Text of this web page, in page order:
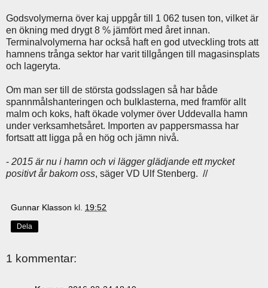
Godsvolymerna över kaj uppgår till 1 062 tusen ton, vilket är
en ökning med drygt 8 % jämfört med året innan.
Terminalvolymerna har också haft en god utveckling trots att
hamnens trånga sektor har varit tillgången till magasinsplats
och lageryta.
Om man ser till de största godsslagen så har både
spannmålshanteringen och bulklasterna, med framför allt
malm och koks, haft ökade volymer över Uddevalla hamn
under verksamhetsåret. Importen av pappersmassa har
fortsatt att ligga på en hög och jämn nivå.
- 2015 är nu i hamn och vi lägger glädjande ett mycket
positivt år bakom oss, säger VD Ulf Stenberg. //
Gunnar Klasson kl. 19:52
Dela
1 kommentar: